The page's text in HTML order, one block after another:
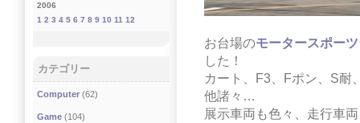
お台場のモータースポー
した！
カート、F3、Fポン、S耐
他諸々…
展示車両も色々、走行車
2006
1 2 3 4 5 6 7 8 9 10 11 12
カテゴリー
Computer (62)
Game (104)